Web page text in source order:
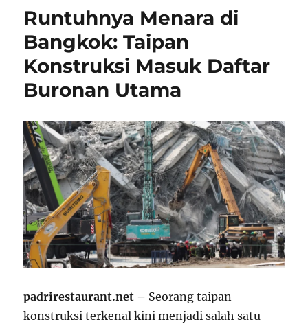
Runtuhnya Menara di
Bangkok: Taipan
Konstruksi Masuk Daftar
Buronan Utama
padrirestaurant.net – Seorang taipan
konstruksi terkenal kini menjadi salah satu